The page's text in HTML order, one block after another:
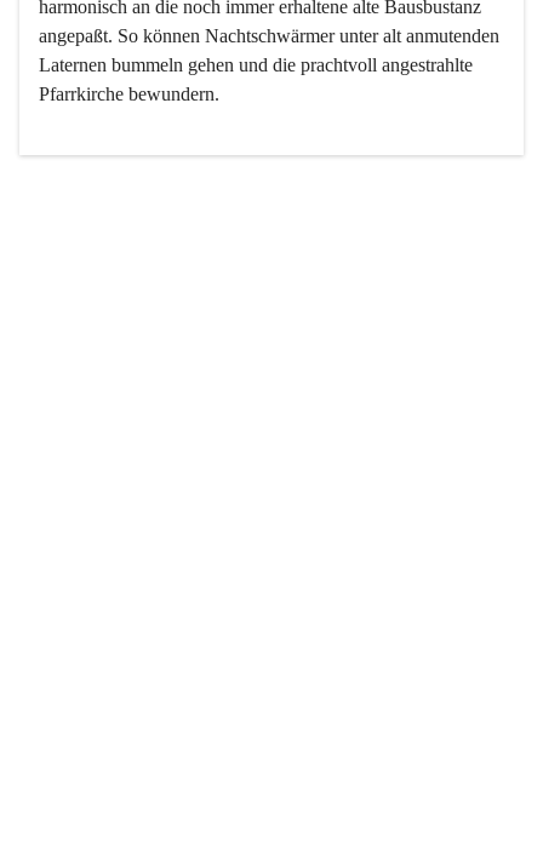
harmonisch an die noch immer erhaltene alte Bausbustanz
angepaßt. So können Nachtschwärmer unter alt anmutenden
Laternen bummeln gehen und die prachtvoll angestrahlte
Pfarrkirche bewundern.
Der Weinbau dominert heute nicht mehr, ist aber integrativer